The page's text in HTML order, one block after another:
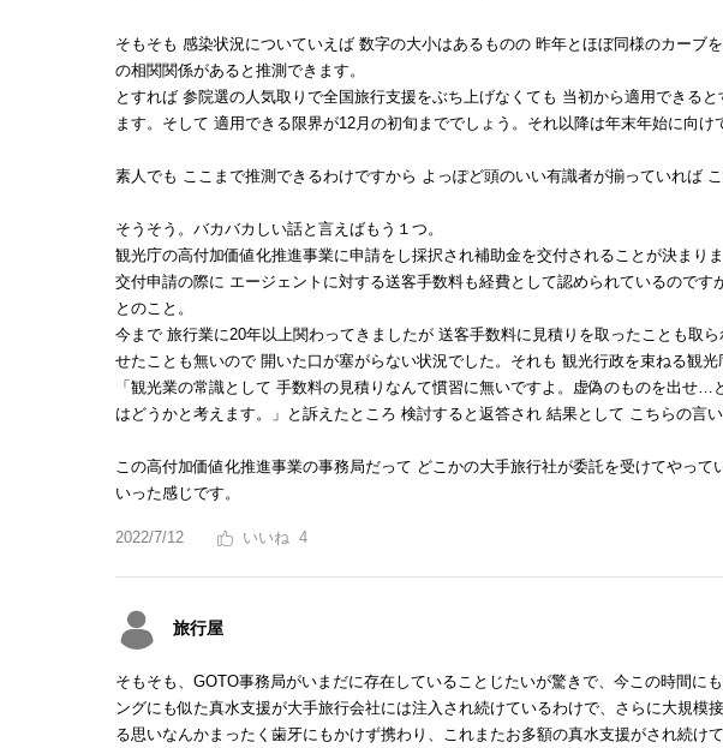
そもそも 感染状況についていえば 数字の大小はあるものの 昨年とほぼ同様のカーブ
の相関関係があると推測できます。
とすれば 参院選の人気取りで全国旅行支援をぶち上げなくても 当初から適用できる
ます。そして 適用できる限界が12月の初旬まででしょう。それ以降は年末年始に向け
素人でも ここまで推測できるわけですから よっぽど頭のいい有識者が揃っていれば
そうそう。バカバカしい話と言えばもう１つ。
観光庁の高付加価値化推進事業に申請をし採択され補助金を交付されることが決まりま
交付申請の際に エージェントに対する送客手数料も経費として認められているので
とのこと。
今まで 旅行業に20年以上関わってきましたが 送客手数料に見積りを取ったことも取
せたことも無いので 開いた口が塞がらない状況でした。それも 観光行政を束ねる観
「観光業の常識として 手数料の見積りなんて慣習に無いですよ。虚偽のものを出せ
はどうかと考えます。」と訴えたところ 検討すると返答され 結果として こちらの言
この高付加価値化推進事業の事務局だって どこかの大手旅行社が委託を受けてやっ
いった感じです。
2022/7/12 4
旅行屋
そもそも、GOTO事務局がいまだに存在していることじたいが驚きで、今この時間に
ングにも似た真水支援が大手旅行会社には注入され続けているわけで、さらに大規模
る思いなんかまったく歯牙にもかけず携わり、これまたお多額の真水支援がされ続け